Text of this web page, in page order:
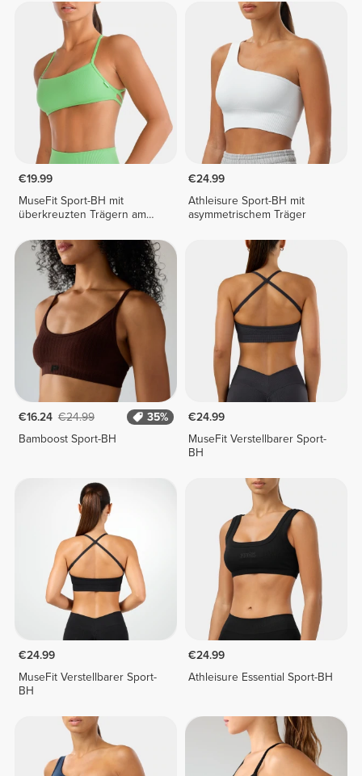
€19.99
MuseFit Sport-BH mit
überkreuzten Trägern am
€24.99
Athleisure Sport-BH mit
asymmetrischem Träger
€16.24 €24.99
35%
Bamboost Sport-BH
€24.99
MuseFit Verstellbarer Sport-
BH
€24.99
MuseFit Verstellbarer Sport-
BH
€24.99
Athleisure Essential Sport-BH